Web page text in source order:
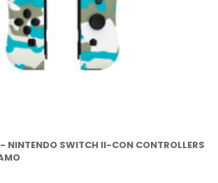
NINTENDO SWITCH II-CON CONTROLLERS